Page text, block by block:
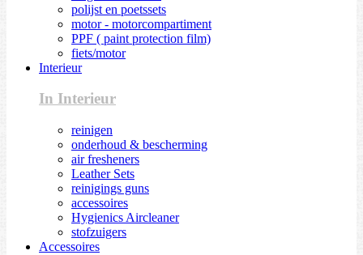
polijst en poetssets
motor - motorcompartiment
PPF ( paint protection film)
fiets/motor
Interieur
In Interieur
reinigen
onderhoud & bescherming
air fresheners
Leather Sets
reinigings guns
accessoires
Hygienics Aircleaner
stofzuigers
Accessoires